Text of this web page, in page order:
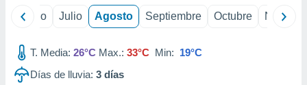
Junio Julio Agosto Septiembre Octubre
T. Media: 26°C Max.: 33°C Min: 19°C
Días de lluvia: 3 días